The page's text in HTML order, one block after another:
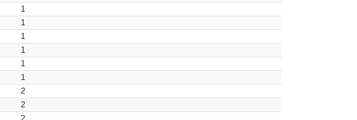
1
1
1
1
1
1
2
2
2